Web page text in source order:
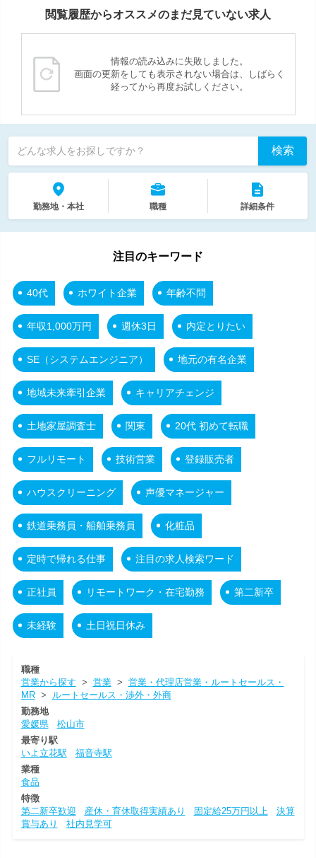
閲覧履歴からオススメのまだ見ていない求人
情報の読み込みに失敗しました。
画面の更新をしても表示されない場合は、しばらく
経ってから再度お試しください。
どんな求人をお探しですか？ 検索
勤務地・本社 職種 詳細条件
注目のキーワード
40代 ホワイト企業 年齢不問
年収1,000万円 週休3日 内定とりたい
SE（システムエンジニア） 地元の有名企業
地域未来牽引企業 キャリアチェンジ
土地家屋調査士 関東 20代 初めて転職
フルリモート 技術営業 登録販売者
ハウスクリーニング 声優マネージャー
鉄道乗務員・船舶乗務員 化粧品
定時で帰れる仕事 注目の求人検索ワード
正社員 リモートワーク・在宅勤務 第二新卒
未経験 土日祝日休み
職種
営業から探す > 営業> 営業・代理店営業・ルートセールス・
MR>
ルートセールス・渉外・外商
勤務地
愛媛県
松山市
最寄り駅
いよ立花駅
福音寺駅
業種
食品
特徴
第二新卒歓迎
産休・育休取得実績あり 固定給25万円以上
決算
賞与あり
社内見学可